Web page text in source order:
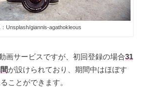
Unsplash/giannis-agathokleous
画サービスですが、初回登録の場合31
が設けられており、期間中はほぼす
ことができます。